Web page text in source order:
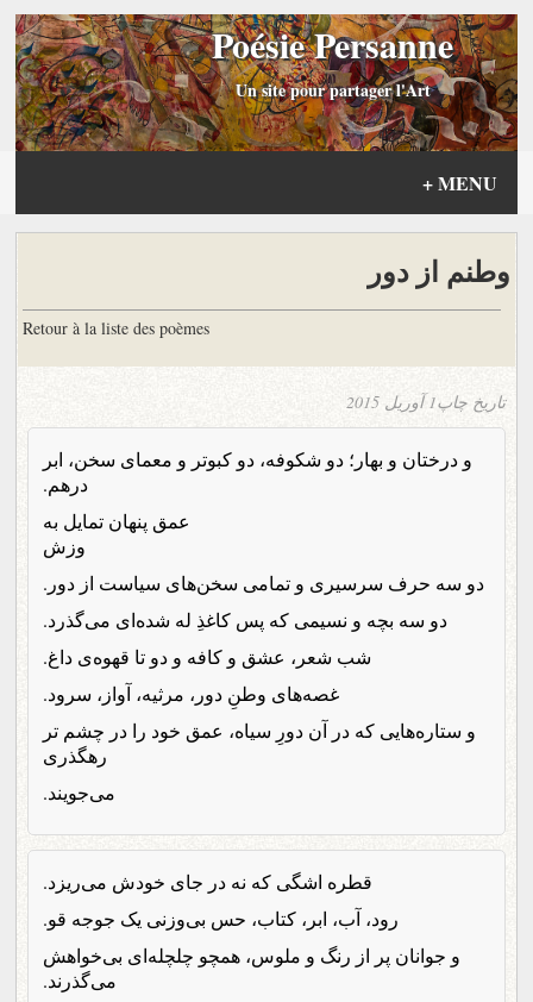
Poésie Persanne
Un site pour partager l'Art
MENU
+
وطنم از دور
Retour à la liste des poèmes
تاریخ چاپ1 آوریل 2015
و درختان و بهار؛ دو شکوفه، دو کبوتر و معمای سخن، ابر
درهم.
عمق پنهان تمایل به
وزش
دو سه حرف سرسیری و تمامی سخن‌های سیاست از دور.
دو سه بچه و نسیمی که پس کاغذِ له شده‌ای می‌گذرد.
شب شعر، عشق و کافه و دو تا قهوه‌ی داغ.
غصه‌های وطنِ دور، مرثیه، آواز، سرود.
و ستاره‌هایی که در آن دورِ سیاه، عمق خود را در چشم تر
رهگذری
می‌جویند.
قطره اشگی که نه در جای خودش می‌ریزد.
رود، آب، ابر، کتاب، حس بی‌وزنی یک جوجه قو.
و جوانان پر از رنگ و ملوس، همچو چلچله‌ای بی‌خواهش
می‌گذرند.